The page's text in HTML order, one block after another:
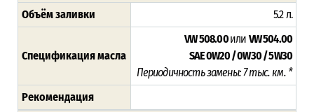
Объём заливки 5.2 л.
Спецификация масла
VW 508.00или VW 504.00
SAE 0W20 / 0W30 / 5W30
Периодичность замены: 7 тыс. км. *
Рекомендация